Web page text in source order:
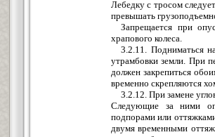
Лебедку с тросом
превышать
Запрещается при
храпового колеса.
3.2.11. Подниматься
утрамбовки земли. При
должен закрепиться
временно скрепляются
3.2.12. При замене
Следующие за ними
подпорами или
двумя временными